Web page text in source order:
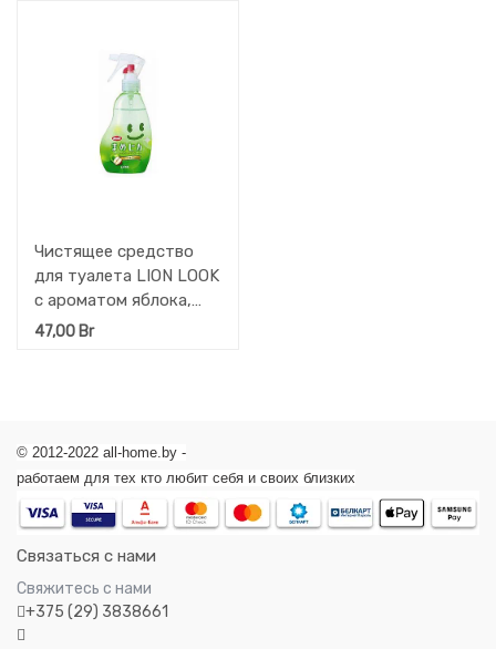
Чистящее средство
для туалета LION LOOK
с ароматом яблока,
спрей, 210 мл
47,00 Br
© 2012-2022 all-home.by -
работаем для тех кто любит себя и своих близких
Связаться с нами
Свяжитесь с нами
+375 (29) 3838661